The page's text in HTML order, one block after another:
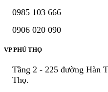
0985 103 666
0906 020 090
VP PHÚ THỌ
Tầng 2 - 225 đường Hàn
Thọ.